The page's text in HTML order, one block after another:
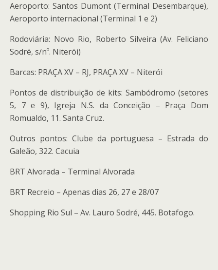
Aeroporto: Santos Dumont (Terminal Desembarque),
Aeroporto internacional (Terminal 1 e 2)
Rodoviária: Novo Rio, Roberto Silveira (Av. Feliciano
Sodré, s/nº. Niterói)
Barcas: PRAÇA XV – RJ, PRAÇA XV – Niterói
Pontos de distribuição de kits: Sambódromo (setores
5, 7 e 9), Igreja N.S. da Conceição – Praça Dom
Romualdo, 11. Santa Cruz.
Outros pontos: Clube da portuguesa – Estrada do
Galeão, 322. Cacuia
BRT Alvorada – Terminal Alvorada
BRT Recreio – Apenas dias 26, 27 e 28/07
Shopping Rio Sul – Av. Lauro Sodré, 445. Botafogo.